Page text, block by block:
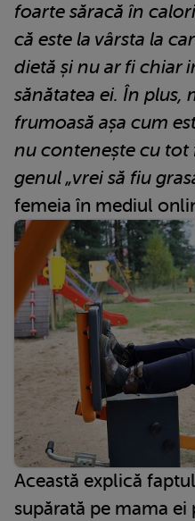
foarte săracă în
că este la vârsta la
dietă și nu ar fi chiar
sănătatea ei. În plus,
frumoasă așa cum
nu contenește cu
genul „vrei să fiu
femeia în mediul
Această explică
supărată pe mama ei